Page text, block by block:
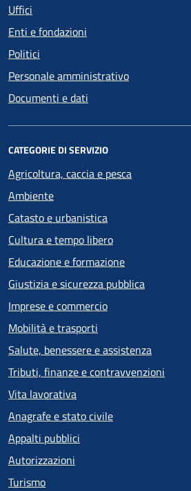
Uffici
Enti e fondazioni
Politici
Personale amministrativo
Documenti e dati
CATEGORIE DI SERVIZIO
Agricoltura, caccia e pesca
Ambiente
Catasto e urbanistica
Cultura e tempo libero
Educazione e formazione
Giustizia e sicurezza pubblica
Imprese e commercio
Mobilità e trasporti
Salute, benessere e assistenza
Tributi, finanze e contravvenzioni
Vita lavorativa
Anagrafe e stato civile
Appalti pubblici
Autorizzazioni
Turismo